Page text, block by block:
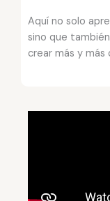
Aquí no solo
sino que
crear más y más